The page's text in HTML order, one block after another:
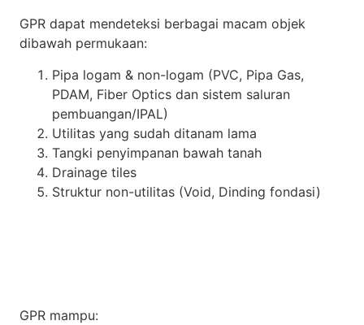
GPR dapat mendeteksi berbagai macam objek
dibawah permukaan:
Pipa logam & non-logam (PVC, Pipa Gas,
PDAM, Fiber Optics dan sistem saluran
pembuangan/IPAL)
Utilitas yang sudah ditanam lama
Tangki penyimpanan bawah tanah
Drainage tiles
Struktur non-utilitas (Void, Dinding fondasi)
GPR mampu: